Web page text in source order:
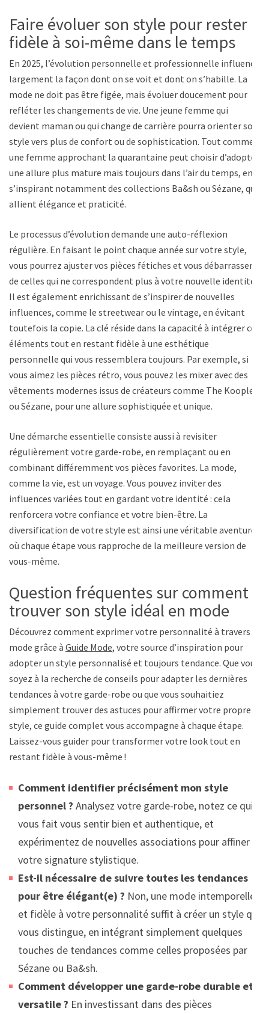
Faire évoluer son style pour rester
fidèle à soi-même dans le temps
En 2025, l’évolution personnelle et professionnelle influence
largement la façon dont on se voit et dont on s’habille. La
mode ne doit pas être figée, mais évoluer doucement pour
refléter les changements de vie. Une jeune femme qui
devient maman ou qui change de carrière pourra orienter son
style vers plus de confort ou de sophistication. Tout comme
une femme approchant la quarantaine peut choisir d’adopter
une allure plus mature mais toujours dans l’air du temps, en
s’inspirant notamment des collections Ba&sh ou Sézane, qui
allient élégance et praticité.
Le processus d’évolution demande une auto-réflexion
régulière. En faisant le point chaque année sur votre style,
vous pourrez ajuster vos pièces fétiches et vous débarrasser
de celles qui ne correspondent plus à votre nouvelle identité.
Il est également enrichissant de s’inspirer de nouvelles
influences, comme le streetwear ou le vintage, en évitant
toutefois la copie. La clé réside dans la capacité à intégrer ces
éléments tout en restant fidèle à une esthétique
personnelle qui vous ressemblera toujours. Par exemple, si
vous aimez les pièces rétro, vous pouvez les mixer avec des
vêtements modernes issus de créateurs comme The Kooples
ou Sézane, pour une allure sophistiquée et unique.
Une démarche essentielle consiste aussi à revisiter
régulièrement votre garde-robe, en remplaçant ou en
combinant différemment vos pièces favorites. La mode,
comme la vie, est un voyage. Vous pouvez inviter des
influences variées tout en gardant votre identité : cela
renforcera votre confiance et votre bien-être. La
diversification de votre style est ainsi une véritable aventure,
où chaque étape vous rapproche de la meilleure version de
vous-même.
Question fréquentes sur comment
trouver son style idéal en mode
Découvrez comment exprimer votre personnalité à travers la
mode grâce à Guide Mode, votre source d’inspiration pour
adopter un style personnalisé et toujours tendance. Que vous
soyez à la recherche de conseils pour adapter les dernières
tendances à votre garde-robe ou que vous souhaitiez
simplement trouver des astuces pour affirmer votre propre
style, ce guide complet vous accompagne à chaque étape.
Laissez-vous guider pour transformer votre look tout en
restant fidèle à vous-même !
Comment identifier précisément mon style
personnel ? Analysez votre garde-robe, notez ce qui
vous fait vous sentir bien et authentique, et
expérimentez de nouvelles associations pour affiner
votre signature stylistique.
Est-il nécessaire de suivre toutes les tendances
pour être élégant(e) ? Non, une mode intemporelle
et fidèle à votre personnalité suffit à créer un style qui
vous distingue, en intégrant simplement quelques
touches de tendances comme celles proposées par
Sézane ou Ba&sh.
Comment développer une garde-robe durable et
versatile ? En investissant dans des pièces